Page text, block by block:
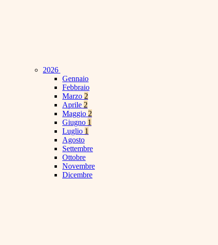
2026
Gennaio
Febbraio
Marzo 2
Aprile 2
Maggio 2
Giugno 1
Luglio 1
Agosto
Settembre
Ottobre
Novembre
Dicembre